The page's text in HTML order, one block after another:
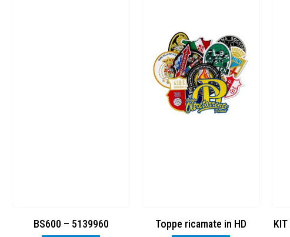
Toppe ricamate in HD KIT CAMP 100 2026_perso